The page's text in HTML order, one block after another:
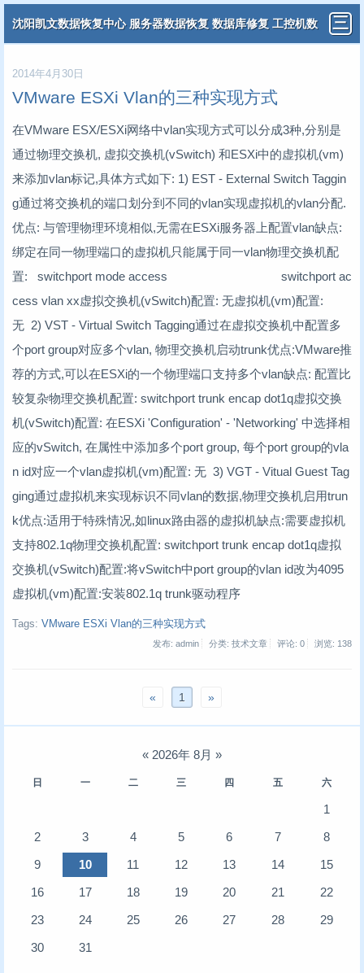
沈阳凯文数据恢复中心 服务器数据恢复 数据库修复 工控机数
据恢复 分布式虚拟机数据恢复
2014年4月30日
VMware ESXi Vlan的三种实现方式
在VMware ESX/ESXi网络中vlan实现方式可以分成3种,分别是
通过物理交换机, 虚拟交换机(vSwitch) 和ESXi中的虚拟机(vm)
来添加vlan标记,具体方式如下: 1) EST - External Switch Taggin
g通过将交换机的端口划分到不同的vlan实现虚拟机的vlan分配.
优点: 与管理物理环境相似,无需在ESXi服务器上配置vlan缺点:
绑定在同一物理端口的虚拟机只能属于同一vlan物理交换机配
置: switchport mode access switchport ac
cess vlan xx虚拟交换机(vSwitch)配置: 无虚拟机(vm)配置:
无 2) VST - Virtual Switch Tagging通过在虚拟交换机中配置多
个port group对应多个vlan, 物理交换机启动trunk优点:VMware推
荐的方式,可以在ESXi的一个物理端口支持多个vlan缺点: 配置比
较复杂物理交换机配置: switchport trunk encap dot1q虚拟交换
机(vSwitch)配置: 在ESXi 'Configuration' - 'Networking' 中选择相
应的vSwitch, 在属性中添加多个port group, 每个port group的vla
n id对应一个vlan虚拟机(vm)配置: 无 3) VGT - Vitual Guest Tag
ging通过虚拟机来实现标识不同vlan的数据,物理交换机启用trun
k优点:适用于特殊情况,如linux路由器的虚拟机缺点:需要虚拟机
支持802.1q物理交换机配置: switchport trunk encap dot1q虚拟
交换机(vSwitch)配置:将vSwitch中port group的vlan id改为4095
虚拟机(vm)配置:安装802.1q trunk驱动程序
Tags: VMware ESXi Vlan的三种实现方式
发布: admin 分类: 技术文章 评论: 0 浏览: 138
« 1 »
« 2026年 8月 »
日 一 二 三 四 五 六
1
2
3 4 5 6 7
8
9
10 11 12 13 14
15
16
17 18 19 20 21
22
23
24 25 26 27 28
29
30
31